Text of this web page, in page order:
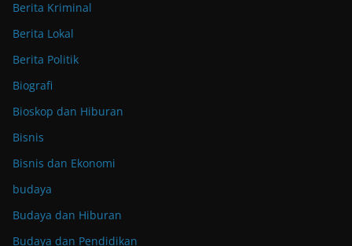
Berita Kriminal
Berita Lokal
Berita Politik
Biografi
Bioskop dan Hiburan
Bisnis
Bisnis dan Ekonomi
budaya
Budaya dan Hiburan
Budaya dan Pendidikan